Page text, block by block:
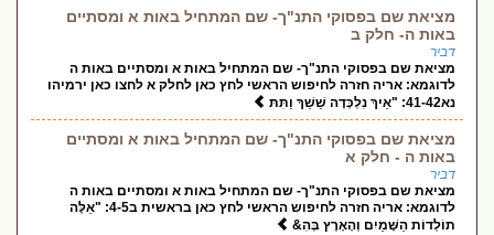
מציאת שם בפסוקי התנ"ך- שם המתחיל באות א ומסתיים
באות ה- חלק ב
דביר
מציאת שם בפסוקי התנ"ך- שם המתחיל באות א ומסתיים באות ה
לדוגמא: אריה חזרה לחיפוש הראשי לחץ כאן לחלק א לחצו כאן ירמיהו
נא41-42: "אֵיךְ נִלְכְּדָה שֵׁשַׁךְ וַתִּתּ
מציאת שם בפסוקי התנ"ך- שם המתחיל באות א ומסתיים
באות ה - חלק א
דביר
מציאת שם בפסוקי התנ"ך- שם המתחיל באות א ומסתיים באות ה
לדוגמא: אריה חזרה לחיפוש הראשי לחץ כאן בראשית ב4-5: "אֵלֶּה
תוֹלְדוֹת הַשָּׁמַיִם וְהָאָרֶץ בְּהִ&